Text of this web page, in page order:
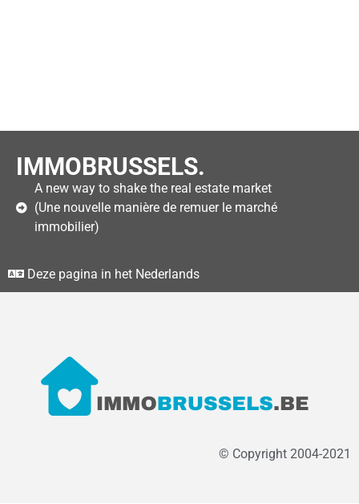
IMMOBRUSSELS.
A new way to shake the real estate market
(Une nouvelle manière de remuer le marché
immobilier)
Deze pagina in het Nederlands
© Copyright 2004-2021